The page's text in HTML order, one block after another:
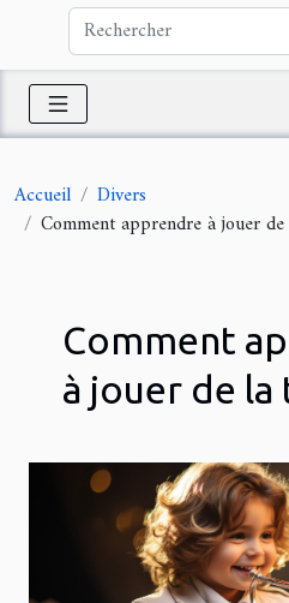
Accueil
Divers
Comment apprendre à jouer
Comment
à jouer de